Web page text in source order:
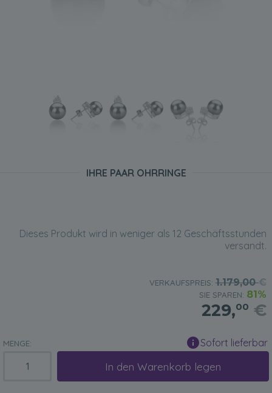
IHRE PAAR OHRRINGE
Dieses Produkt wird in weniger als 12 Geschäftsstunden
versandt.
VERKAUFSPREIS: 1.179,00€
SIE SPAREN: 81%
229,00 €
MENGE: Sofort lieferbar
In den Warenkorb legen